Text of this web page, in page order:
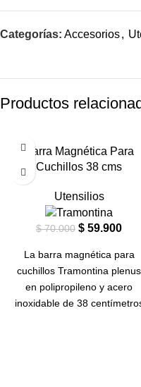
Categorías: Accesorios,
Productos
Barra Magnética Para
Cuchillos 38 cms
Utensilios
$70.000 $ 59.900
La barra magnética para
cuchillos Tramontina plenus
en polipropileno y acero
inoxidable de 38